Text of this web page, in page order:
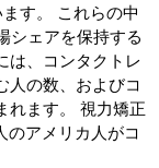
す。 これらの中
シェアを保持する
は、コンタクトレ
人の数、およびコ
れます。 視力矯正
アメリカ人がコ